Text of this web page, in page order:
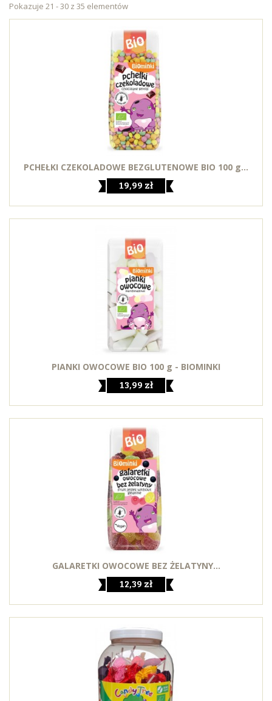
Pokazuje 21 - 30 z 35 elementów
PCHEŁKI CZEKOLADOWE BEZGLUTENOWE BIO 100 g...
19,99 zł
PIANKI OWOCOWE BIO 100 g - BIOMINKI
13,99 zł
GALARETKI OWOCOWE BEZ ŻELATYNY...
12,39 zł